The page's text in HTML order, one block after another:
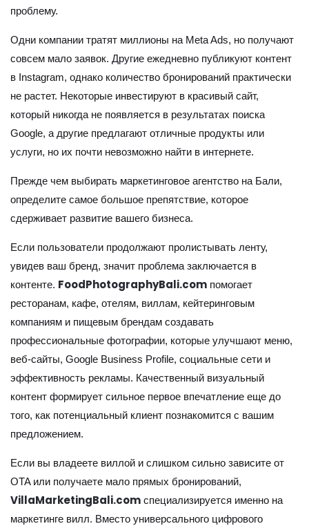
проблему.
Одни компании тратят миллионы на Meta Ads, но получают
совсем мало заявок. Другие ежедневно публикуют контент
в Instagram, однако количество бронирований практически
не растет. Некоторые инвестируют в красивый сайт,
который никогда не появляется в результатах поиска
Google, а другие предлагают отличные продукты или
услуги, но их почти невозможно найти в интернете.
Прежде чем выбирать маркетинговое агентство на Бали,
определите самое большое препятствие, которое
сдерживает развитие вашего бизнеса.
Если пользователи продолжают пролистывать ленту,
увидев ваш бренд, значит проблема заключается в
контенте. FoodPhotographyBali.com помогает
ресторанам, кафе, отелям, виллам, кейтеринговым
компаниям и пищевым брендам создавать
профессиональные фотографии, которые улучшают меню,
веб-сайты, Google Business Profile, социальные сети и
эффективность рекламы. Качественный визуальный
контент формирует сильное первое впечатление еще до
того, как потенциальный клиент познакомится с вашим
предложением.
Если вы владеете виллой и слишком сильно зависите от
OTA или получаете мало прямых бронирований,
VillaMarketingBali.com специализируется именно на
маркетинге вилл. Вместо универсального цифрового